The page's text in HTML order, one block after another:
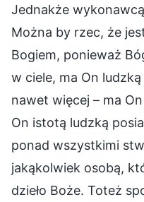
Jednakże wykonawcą
Można by rzec, że
Bogiem, ponieważ
w ciele, ma On
nawet więcej – ma
On istotą ludzką
ponad wszystkimi
jakąkolwiek osobą,
dzieło Boże. Toteż